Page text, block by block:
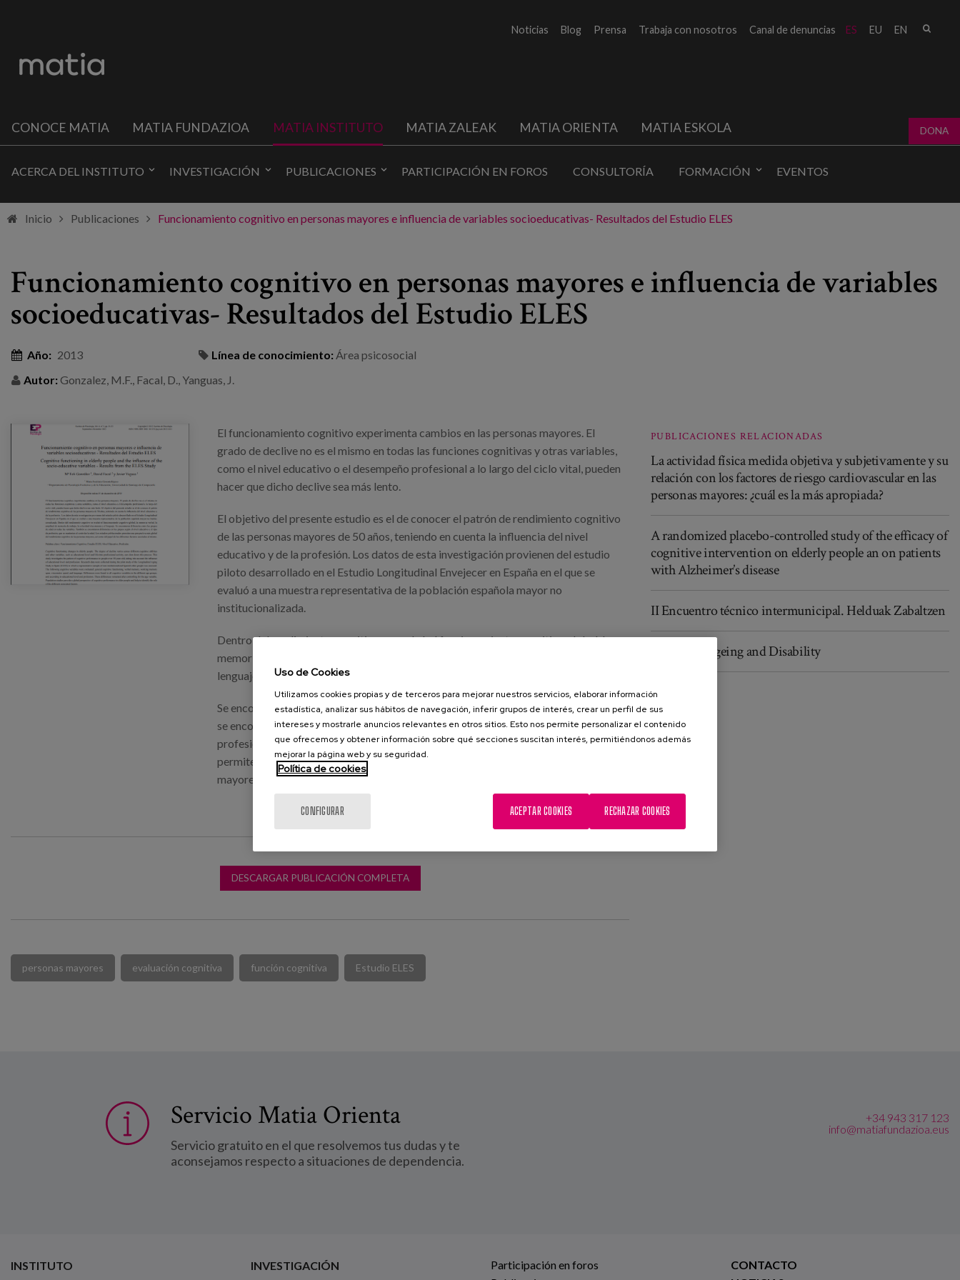
ES EU EN
Noticias Blog Prensa Trabaja con nosotros Canal de denuncias
CONOCE MATIA MATIA FUNDAZIOA MATIA INSTITUTO MATIA ZALEAK MATIA ORIENTA MATIA ESKOLA DONA
ACERCA DEL INSTITUTO INVESTIGACIÓN PUBLICACIONES PARTICIPACIÓN EN FOROS CONSULTORÍA FORMACIÓN EVENTOS
Inicio Publicaciones Funcionamiento cognitivo en personas mayores e influencia de variables socioeducativas- Resultados del Estudio ELES
Funcionamiento cognitivo en personas mayores e influencia de variables
socioeducativas- Resultados del Estudio ELES
Año: 2013 Línea de conocimiento: Área psicosocial
Autor:Gonzalez, M.F., Facal, D., Yanguas, J.
El funcionamiento cognitivo experimenta cambios en las personas mayores. El
grado de declive no es el mismo en todas las funciones cognitivas y otras variables,
como el nivel educativo o el desempeño profesional a lo largo del ciclo vital, pueden
hacer que dicho declive sea más lento.
El objetivo del presente estudio es el de conocer el patrón de rendimiento cognitivo
de las personas mayores de 50 años, teniendo en cuenta la influencia del nivel
educativo y de la profesión. Los datos de esta investigación provienen del estudio
piloto desarrollado en el Estudio Longitudinal Envejecer en España en el que se
evaluó a una muestra representativa de la población española mayor no
institucionalizada.
Dentro del rendimiento cognitivo se evaluó el funcionamiento cognitivo global, la
memoria verbal, la amplitud de memoria de trabajo, la velocidad viso-motora y el
lenguaje.
Se encontraron diferencias entre los grupos de edad en todas las variables. También
se encontraron diferencias en los grupos según el nivel educativo y el tipo de
profesión, que se mantenían al controlar la edad. Los estudios poblacionales
permiten una perspectiva más global del rendimiento cognitivo de las personas
mayores, así como del papel de los diferentes factores asociados al mismo.
DESCARGAR PUBLICACIÓN COMPLETA
personas mayores evaluación cognitiva función cognitiva Estudio ELES
PUBLICACIONES RELACIONADAS
La actividad física medida objetiva y subjetivamente y su
relación con los factores de riesgo cardiovascular en las
personas mayores: ¿cuál es la más apropiada?
A randomized placebo-controlled study of the efficacy of
cognitive intervention on elderly people an on patients
with Alzheimer’s disease
II Encuentro técnico intermunicipal. Helduak Zabaltzen
R+D+i in Ageing and Disability
Servicio Matia Orienta
Servicio gratuito en el que resolvemos tus dudas y te
aconsejamos respecto a situaciones de dependencia.
+34 943 317 123
info@matiafundazioa.eus
INSTITUTO INVESTIGACIÓN
Participación en foros
CONTACTO
Uso de Cookies
Utilizamos cookies propias y de terceros para mejorar nuestros servicios, elaborar información
estadística, analizar sus hábitos de navegación, inferir grupos de interés, crear un perfil de sus
intereses y mostrarle anuncios relevantes en otros sitios. Esto nos permite personalizar el contenido
que ofrecemos y obtener información sobre qué secciones suscitan interés, permitiéndonos además
mejorar la página web y su seguridad.
Política de cookies
CONFIGURAR RECHAZAR COOKIES
ACEPTAR COOKIES